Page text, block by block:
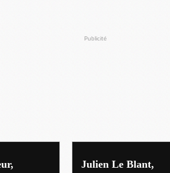
Publicité
Julien Le Blant,